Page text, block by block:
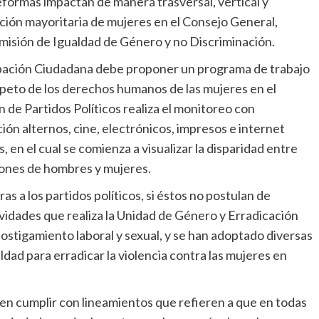
mayoritaria de mujeres en el Consejo General,
de Igualdad de Género y no Discriminación.
Ciudadana debe proponer un programa de trabajo
de los derechos humanos de las mujeres en el
Partidos Políticos realiza el monitoreo con
alternos, cine, electrónicos, impresos e internet
el cual se comienza a visualizar la disparidad entre
de hombres y mujeres.
a los partidos políticos, si éstos no postulan de
que realiza la Unidad de Género y Erradicación
laboral y sexual, y se han adoptado diversas
para erradicar la violencia contra las mujeres en
cumplir con lineamientos que refieren a que en todas